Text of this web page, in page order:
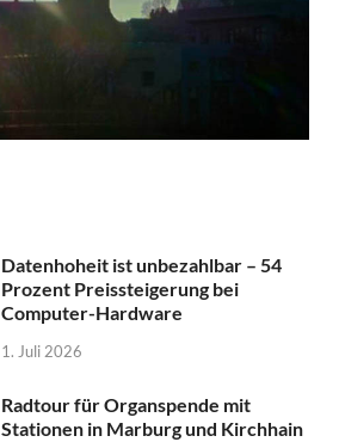
Datenhoheit ist unbezahlbar – 54
Prozent Preissteigerung bei
Computer-Hardware
1. Juli 2026
Radtour für Organspende mit
Stationen in Marburg und Kirchhain